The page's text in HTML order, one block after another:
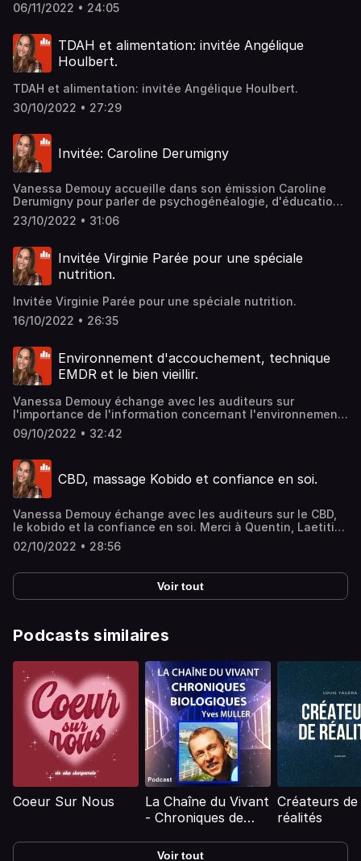
06/11/2022 • 24:05
TDAH et alimentation: invitée Angélique
Houlbert.
TDAH et alimentation: invitée Angélique Houlbert.
30/10/2022 • 27:29
Invitée: Caroline Derumigny
Vanessa Demouy accueille dans son émission Caroline
Derumigny pour parler de psychogénéalogie, d'éducation
positive et de microchimerisme.
23/10/2022 • 31:06
Invitée Virginie Parée pour une spéciale
nutrition.
Invitée Virginie Parée pour une spéciale nutrition.
16/10/2022 • 26:35
Environnement d'accouchement, technique
EMDR et le bien vieillir.
Vanessa Demouy échange avec les auditeurs sur
l'importance de l'information concernant l'environnement
d'accouchement, la technique EMDR et le bien viellir.
Merci à Laure, Jean-Luc et Thierry. Si vous souhaitez
prénom et numéro de téléphone à
planetevanessa@nutriradio.fr
09/10/2022 • 32:42
CBD, massage Kobido et confiance en soi.
Vanessa Demouy échange avec les auditeurs sur le CBD,
le kobido et la confiance en soi. Merci à Quentin, Laetitia
et Christelle. Si vous souhaitez participer à l'émission,
envoyez-nous un mail avec votre prénom et numéro de
02/10/2022 • 28:56
Voir tout
Podcasts similaires
Coeur Sur Nous
La Chaîne du Vivant
- Chroniques de
Muller
Créateurs de
réalités
Voir tout